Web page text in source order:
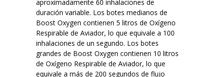
aproximadamente 60 inhalaciones de
duración variable. Los botes medianos de
Boost Oxygen contienen 5 litros de Oxígeno
Respirable de Aviador, lo que equivale a 100
inhalaciones de un segundo. Los botes
grandes de Boost Oxygen contienen 10 litros
de Oxígeno Respirable de Aviador, lo que
equivale a más de 200 segundos de flujo